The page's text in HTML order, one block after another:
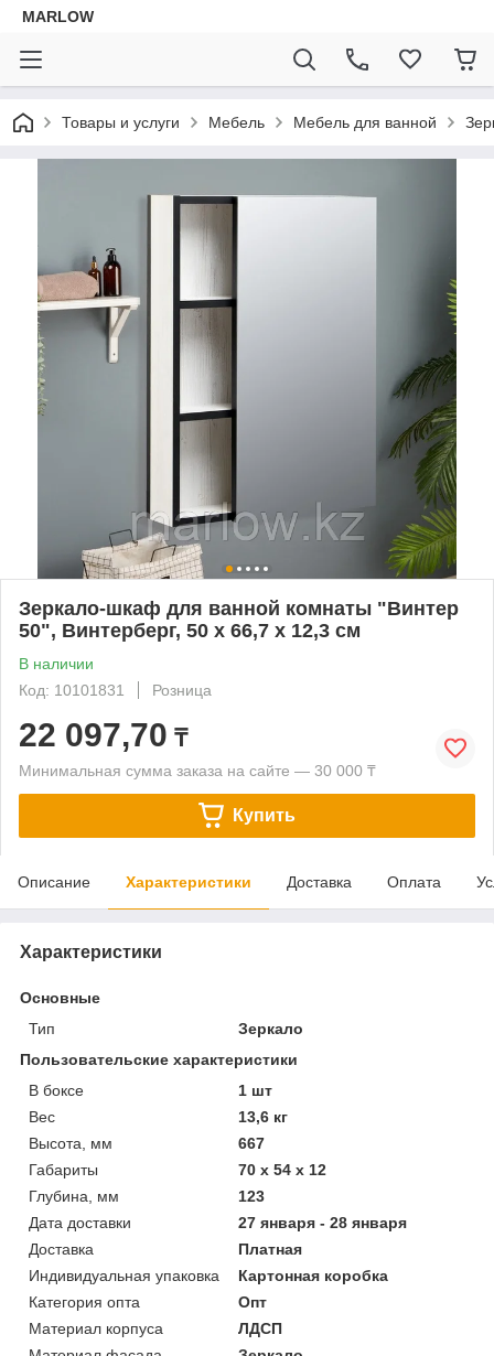
MARLOW
Товары и услуги Мебель Мебель для ванной
Зеркало-шкаф для ванной комнаты "Винтер
50", Винтерберг, 50 х 66,7 х 12,3 см
В наличии
Код: 10101831
Розница
22 097,70 ₸
Минимальная сумма заказа на сайте — 30 000 ₸
Купить
Описание Характеристики Доставка Оплата
Характеристики
Основные
Тип
Зеркало
Пользовательские характеристики
В боксе
1 шт
Вес
13,6 кг
Высота, мм
667
Габариты
70 x 54 x 12
Глубина, мм
123
Дата доставки
27 января - 28 января
Доставка
Платная
Индивидуальная упаковка
Картонная коробка
Категория опта
Опт
Материал корпуса
ЛДСП